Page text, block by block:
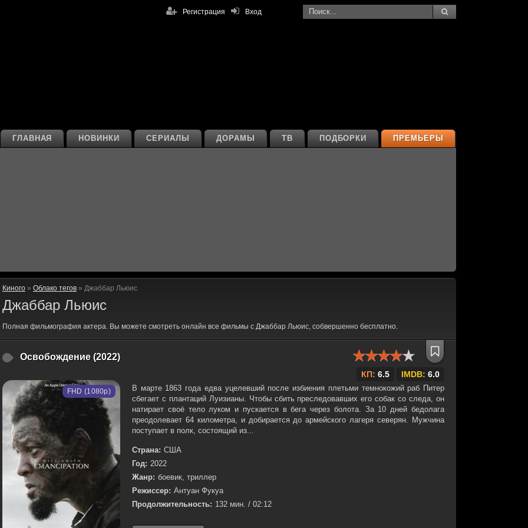
Вход
Регистрация
ПРЕМЬЕРЫ
ПОДБОРКИ
ТВ
ДОРАМЫ
СЕРИАЛЫ
НОВИНКИ
ГЛАВНАЯ
Киного » Облако тегов » Джаббар Льюис
Джаббар Льюис
Полная фильмография актера. Вы можете смотреть онлайн все фильмы с Джаббар Льюис, собвершенно бесплатно.
Освобождение (2022)
КП: 6.5 IMDB: 6.0
FHD (1080p)
В марте 1863 года едва уцелевший после избиения плетьми темнокожий раб Питер
сбегает с плантаций Луизианы. Чтобы сбить преследовавших его собак со следа, он
натирает своё тело луком и пускается в бега через болота. За 10 дней бедолага
преодолевает 64 километра, и добирается до армейского лагеря северян. Мужчина
поступает в полк, состоящий из...
Страна: США
Год: 2022
Жанр: боевик, триллер
Режиссер: Антуан Фукуа
Продолжительность: 132 мин. / 02:12